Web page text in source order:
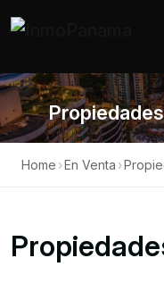
Home ›En Venta ›